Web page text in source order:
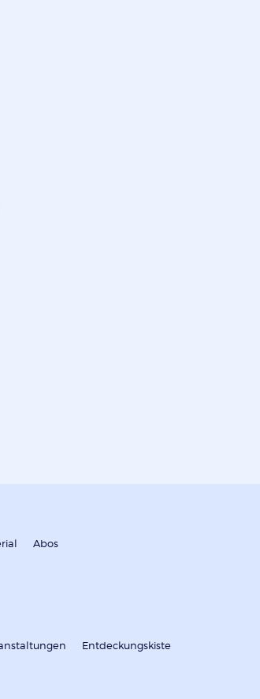
Abos
Entdeckungskiste